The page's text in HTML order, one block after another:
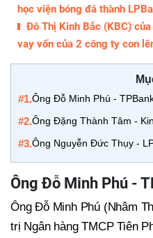
học viện bóng đá thành
Đô Thị Kinh Bắc (KBC)
vay vốn của 2 công ty con
#1.Ông Đỗ Minh Phú -
#2.Ông Đặng Thành Tâm -
#3.Ông Nguyễn Đức Thụy -
Ông Đỗ Minh Phú -
Ông Đỗ Minh Phú (Nhâm
trị Ngân hàng TMCP Tiên